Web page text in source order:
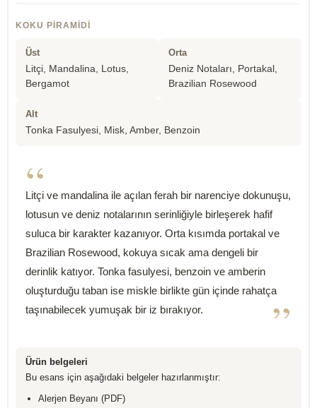
KOKU PIRAMIDI
Üst
Litçi, Mandalina, Lotus,
Bergamot
Orta
Deniz Notaları, Portakal,
Brazilian Rosewood
Alt
Tonka Fasulyesi, Misk, Amber, Benzoin
“
Litçi ve mandalina ile açılan ferah bir narenciye dokunuşu,
lotusun ve deniz notalarının serinliğiyle birleşerek hafif
suluca bir karakter kazanıyor. Orta kısımda portakal ve
Brazilian Rosewood, kokuya sıcak ama dengeli bir
derinlik katıyor. Tonka fasulyesi, benzoin ve amberin
oluşturduğu taban ise miskle birlikte gün içinde rahatça
taşınabilecek yumuşak bir iz bırakıyor.
”
Ürün belgeleri
Bu esans için aşağıdaki belgeler hazırlanmıştır:
Alerjen Beyanı (PDF)